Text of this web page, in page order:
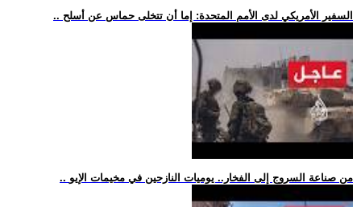
.. السفير الأمريكي لدى الأمم المتحدة: إما أن تتخلى حماس عن أسلح
.. من صناعة السروج إلى الفخار.. يوميات النازحين في مخيمات الإيو